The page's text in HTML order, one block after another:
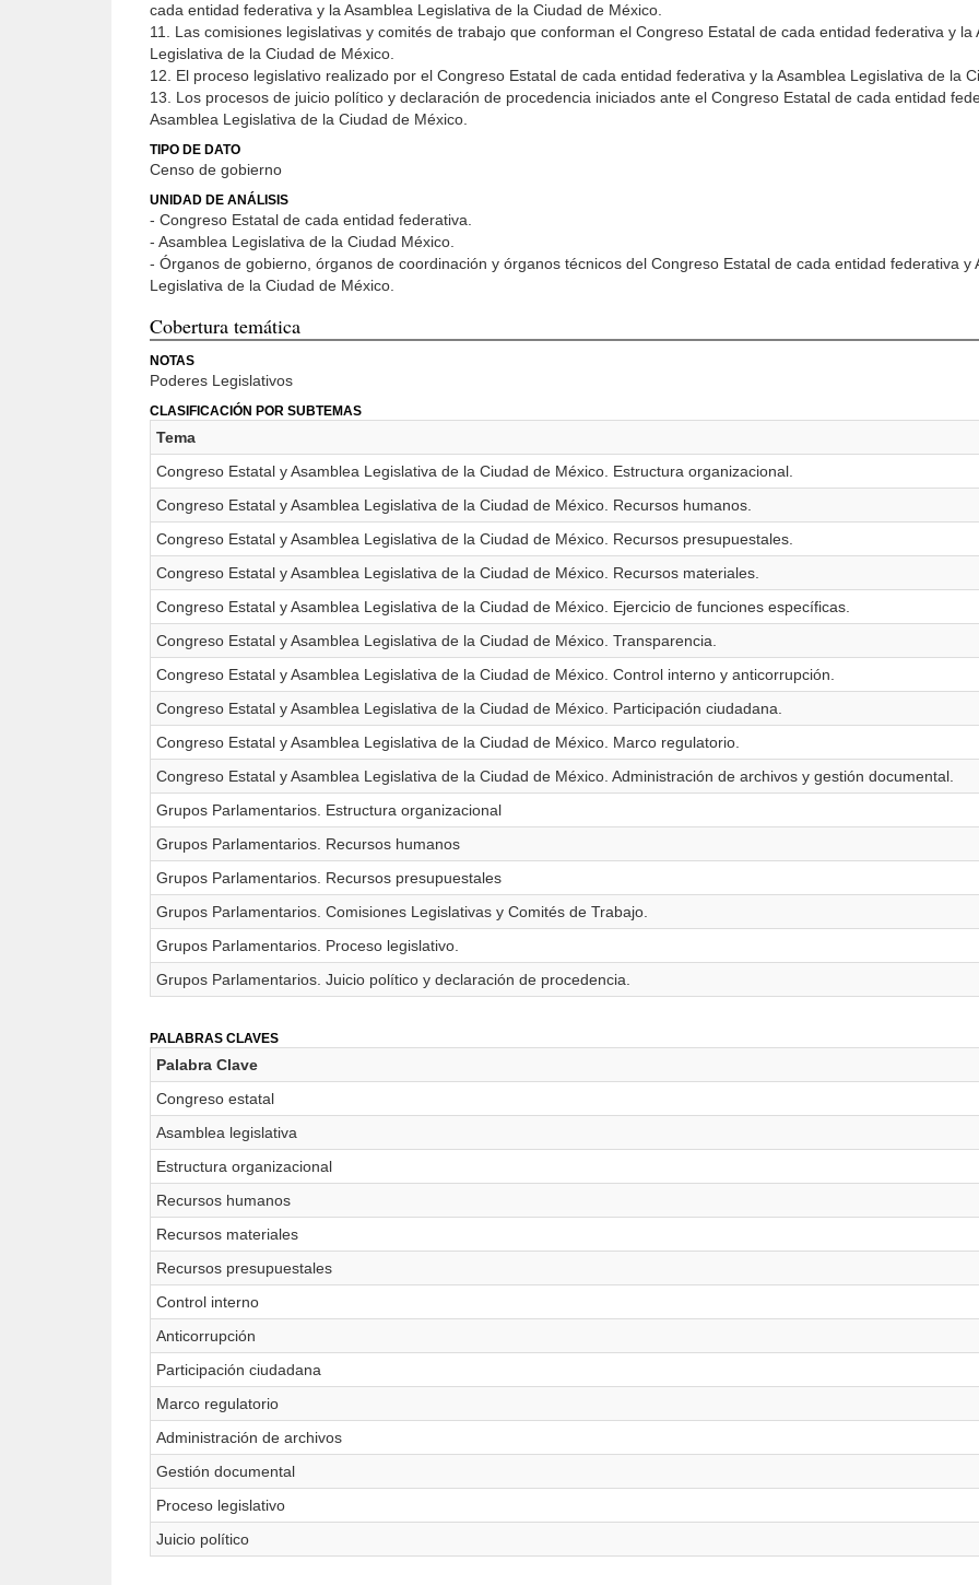
cada entidad federativa y la Asamblea Legislativa de la Ciudad de México.
11. Las comisiones legislativas y comités de trabajo que conforman el Congreso Estatal de cada entidad federativa y la
Legislativa de la Ciudad de México.
12. El proceso legislativo realizado por el Congreso Estatal de cada entidad federativa y la Asamblea Legislativa de la
13. Los procesos de juicio político y declaración de procedencia iniciados ante el Congreso Estatal de cada entidad
Asamblea Legislativa de la Ciudad de México.
TIPO DE DATO
Censo de gobierno
UNIDAD DE ANÁLISIS
- Congreso Estatal de cada entidad federativa.
- Asamblea Legislativa de la Ciudad México.
- Órganos de gobierno, órganos de coordinación y órganos técnicos del Congreso Estatal de cada entidad federativa y
Legislativa de la Ciudad de México.
Cobertura temática
NOTAS
Poderes Legislativos
CLASIFICACIÓN POR SUBTEMAS
Tema
Congreso Estatal y Asamblea Legislativa de la Ciudad de México. Estructura organizacional.
Congreso Estatal y Asamblea Legislativa de la Ciudad de México. Recursos humanos.
Congreso Estatal y Asamblea Legislativa de la Ciudad de México. Recursos presupuestales.
Congreso Estatal y Asamblea Legislativa de la Ciudad de México. Recursos materiales.
Congreso Estatal y Asamblea Legislativa de la Ciudad de México. Ejercicio de funciones específicas.
Congreso Estatal y Asamblea Legislativa de la Ciudad de México. Transparencia.
Congreso Estatal y Asamblea Legislativa de la Ciudad de México. Control interno y anticorrupción.
Congreso Estatal y Asamblea Legislativa de la Ciudad de México. Participación ciudadana.
Congreso Estatal y Asamblea Legislativa de la Ciudad de México. Marco regulatorio.
Congreso Estatal y Asamblea Legislativa de la Ciudad de México. Administración de archivos y gestión documental.
Grupos Parlamentarios. Estructura organizacional
Grupos Parlamentarios. Recursos humanos
Grupos Parlamentarios. Recursos presupuestales
Grupos Parlamentarios. Comisiones Legislativas y Comités de Trabajo.
Grupos Parlamentarios. Proceso legislativo.
Grupos Parlamentarios. Juicio político y declaración de procedencia.
PALABRAS CLAVES
Palabra Clave
Congreso estatal
Asamblea legislativa
Estructura organizacional
Recursos humanos
Recursos materiales
Recursos presupuestales
Control interno
Anticorrupción
Participación ciudadana
Marco regulatorio
Administración de archivos
Gestión documental
Proceso legislativo
Juicio político